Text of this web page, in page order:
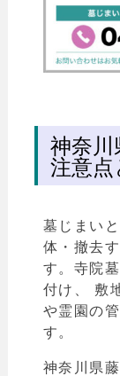
神奈
注意点
墓じまい
体・撤去
す。寺院
付け、 敷
や霊園の
す。
神奈川県